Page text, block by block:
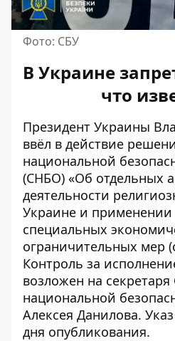
Фото: СБУ
В Украине
что
Президент Украины
ввёл в действие
национальной
(СНБО) «Об отдельных
деятельности
Украине и
специальных
ограничительных мер
Контроль за
возложен на секретаря
национальной
Алексея Данилова.
дня опубликования.